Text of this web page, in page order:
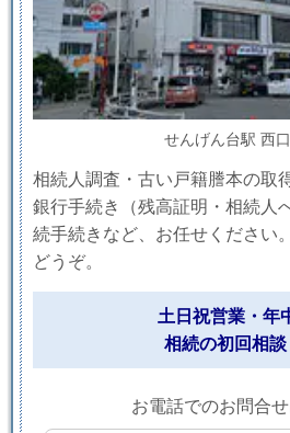
せんげん台駅 西
相続人調査・古い戸籍謄本の取
銀行手続き（残高証明・相続人
続手続きなど、お任せください
どうぞ。
土日祝営業・年
相続の初回相談
お電話でのお問合